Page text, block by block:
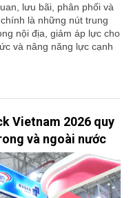
lưu bãi, phân phối và
là những nút trung
nội địa, giảm áp lực cho
và nâng năng lực cạnh
Vietnam 2026 quy
và ngoài nước